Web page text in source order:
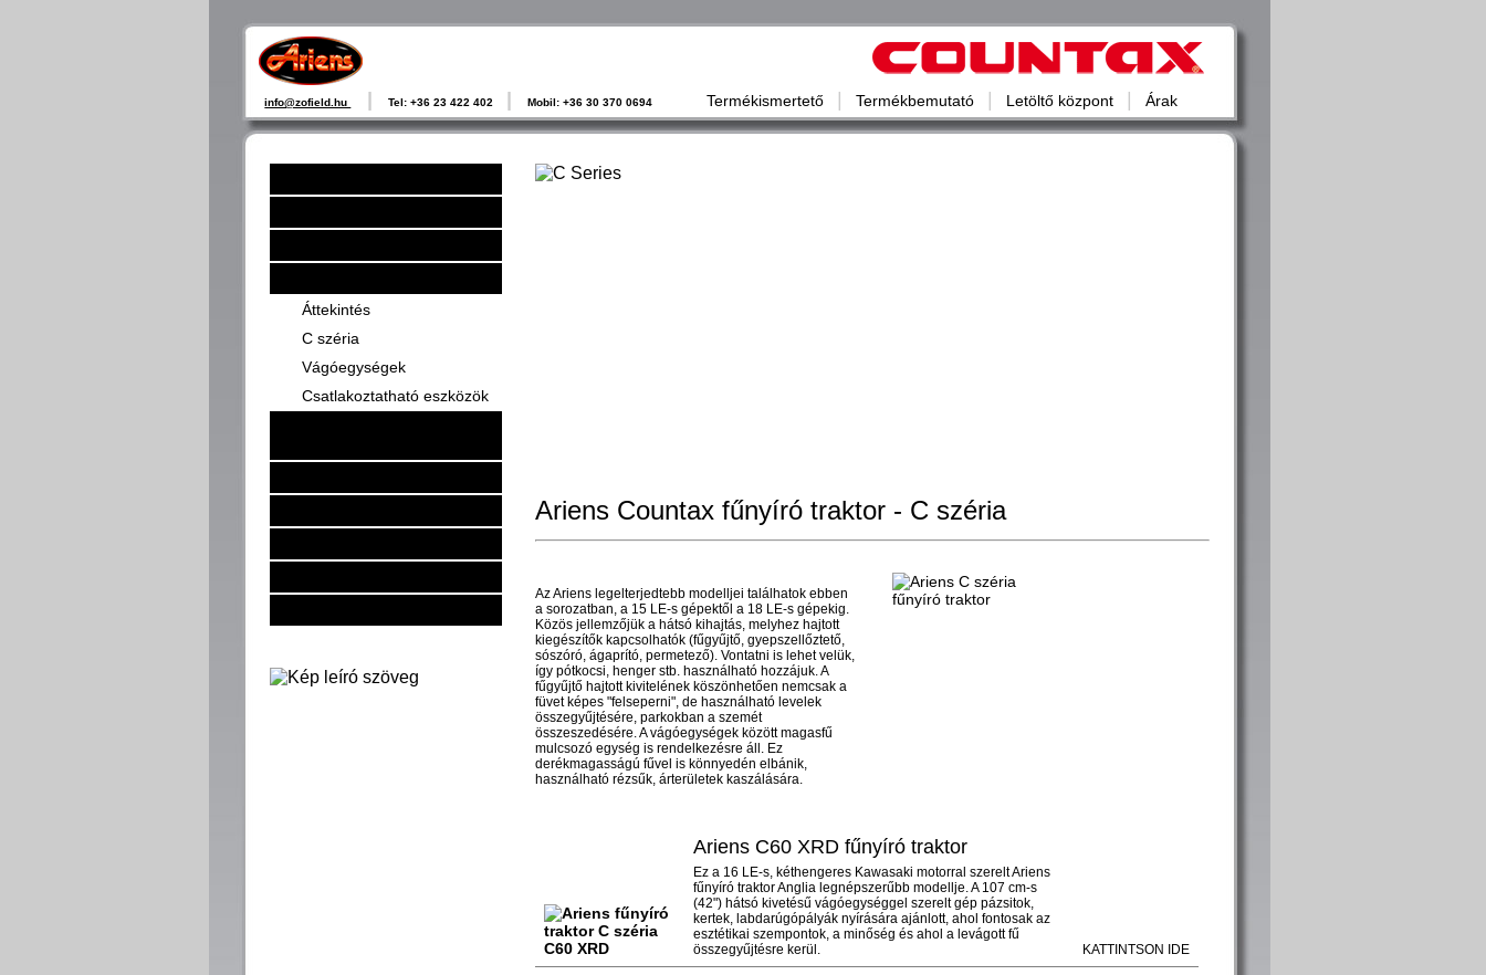
Termékismertető Termékbemutató Letöltő központ Árak
info@zofield.hu Tel: +36 23 422 402 Mobil: +36 30 370 0694
Áttekintés
C széria
Vágóegységek
Csatlakoztatható eszközök
Ariens Countax fűnyíró traktor - C széria
Az Ariens legelterjedtebb modelljei találhatok ebben
a sorozatban, a 15 LE-s gépektől a 18 LE-s gépekig.
Közös jellemzőjük a hátsó kihajtás, melyhez hajtott
kiegészítők kapcsolhatók (fűgyűjtő, gyepszellőztető,
sószóró, ágaprító, permetező). Vontatni is lehet velük,
így pótkocsi, henger stb. használható hozzájuk. A
fűgyűjtő hajtott kivitelének köszönhetően nemcsak a
füvet képes "felseperni", de használható levelek
összegyűjtésére, parkokban a szemét
összeszedésére. A vágóegységek között magasfű
mulcsozó egység is rendelkezésre áll. Ez
derékmagasságú fűvel is könnyedén elbánik,
használható rézsűk, árterületek kaszálására.
Ariens C60 XRD fűnyíró traktor
Ez a 16 LE-s, kéthengeres Kawasaki motorral szerelt Ariens
fűnyíró traktor Anglia legnépszerűbb modellje. A 107 cm-s
(42") hátsó kivetésű vágóegységgel szerelt gép pázsitok,
kertek, labdarúgópályák nyírására ajánlott, ahol fontosak az
esztétikai szempontok, a minőség és ahol a levágott fű
összegyűjtésre kerül.
KATTINTSON IDE